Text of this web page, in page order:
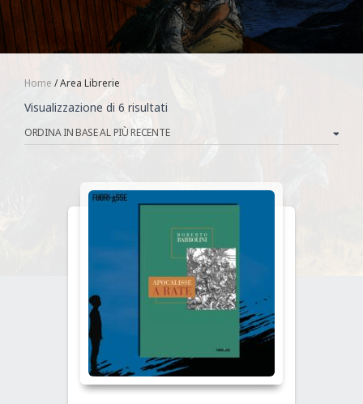
Home / Area Librerie
Visualizzazione di 6 risultati
base
recente